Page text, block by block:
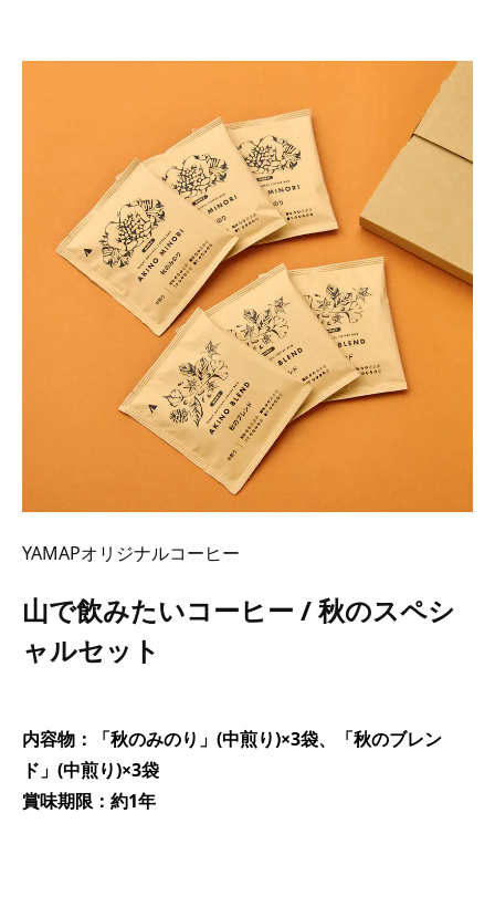
YAMAPオリジナルコーヒー
山で飲みたいコーヒー / 秋のスペシ
ャルセット
内容物：「秋のみのり」(中煎り)×3袋、「秋のブレン
ド」(中煎り)×3袋
賞味期限：約1年